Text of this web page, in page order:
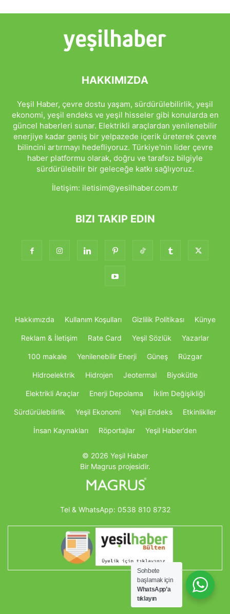
HAKKIMIZDA
Yeşil Haber, çevre dostu yaşam, sürdürülebilirlik, yeşil
ekonomi, yeşil endeks ve yeşil hisseler gibi konularda en
güncel haberleri sunar. Elektrikli araçlardan yenilenebilir
enerjiye kadar geniş bir yelpazede içerik üreterek çevre
bilincini artırmayı hedefliyoruz. Türkiye'nin lider çevre
haber platformu olarak, doğru ve tarafsız bilgiyle
sürdürülebilir bir geleceğe katkı sağlıyoruz.
İletişim: iletisim@yesilhaber.com.tr
BIZI TAKIP EDIN
Hakkımızda Kullanım Koşulları Gizlilik Politikası Künye
Reklam & İletişim Rate Card Yeşil Sözlük Yazarlar
100 makale Yenilenebilir Enerji Güneş Rüzgar
Hidroelektrik Hidrojen Jeotermal Biyokütle
Elektrikli Araçlar Enerji Depolama İklim Değişikliği
Sürdürülebilirlik Yeşil Ekonomi Yeşil Endeks Etkinlikller
İnsan Kaynakları Röportajlar Yeşil Haber’den
© 2026 Yeşil Haber
Bir Magrus projesidir.
Tel & WhatsApp: 0538 810 8732
Sohbete
başlamak için
WhatsApp’a
tıklayın